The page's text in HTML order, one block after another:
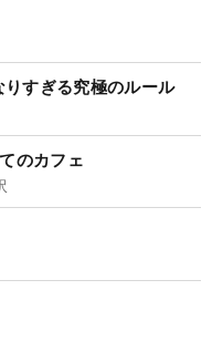
すぎる究極のルール
のカフェ